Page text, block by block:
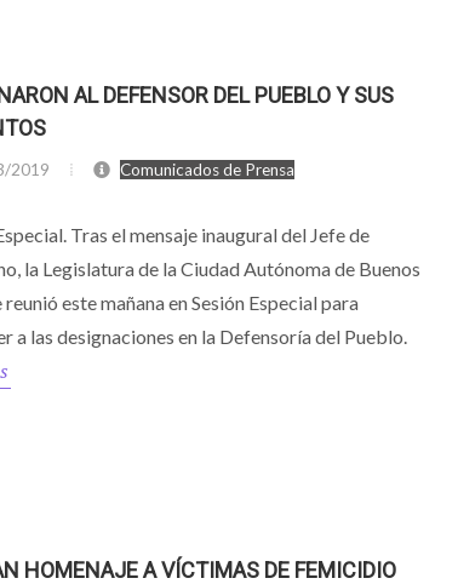
AL DEFENSOR DEL PUEBLO Y SUS
2019 Comunicados de Prensa
Tras el mensaje inaugural del Jefe de
la Legislatura de la Ciudad Autónoma de Buenos
reunió este mañana en Sesión Especial para
a las designaciones en la Defensoría del Pueblo.
HOMENAJE A VÍCTIMAS DE FEMICIDIO